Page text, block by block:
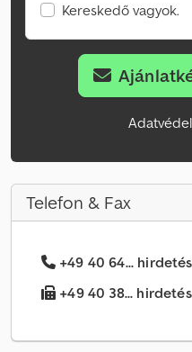
Kereskedő vagyok.
Telefon & Fax
+49 40 64...
+49 40 38...